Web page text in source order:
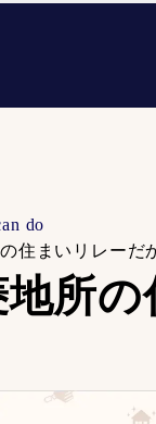
do
住まいリレーだ
地所